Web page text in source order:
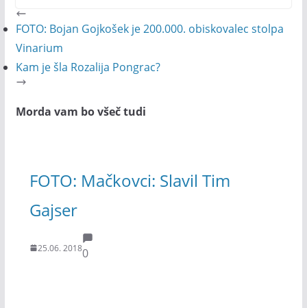
FOTO: Bojan Gojkošek je 200.000. obiskovalec stolpa
Vinarium
Kam je šla Rozalija Pongrac?
Morda vam bo všeč tudi
FOTO: Mačkovci: Slavil Tim
Gajser
25.06. 20180